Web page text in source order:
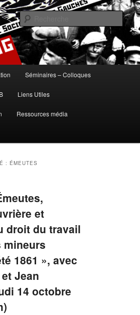
et de Sociologie
communisme, syndicalisme, ouvrier, socialisme,
emancipation, ULB
Séminaires – Colloques
Liens Utiles
Ressources média
: ÉMEUTES
et
droit du travail
mineurs
1861 », avec
Jean
14 octobre